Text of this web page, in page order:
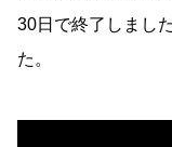
30日で終了しまし
た。